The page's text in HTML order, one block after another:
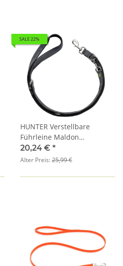
SALE 22%
HUNTER Verstellbare
Führleine Maldon
Schwarz/Grau
20,24 € *
Alter Preis:25,99 €